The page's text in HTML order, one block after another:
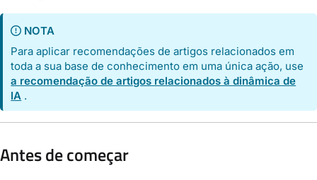
NOTA
Para aplicar recomendações de artigos relacionados em
toda a sua base de conhecimento em uma única ação, use
a recomendação de artigos relacionados à dinâmica de
IA .
Antes de começar